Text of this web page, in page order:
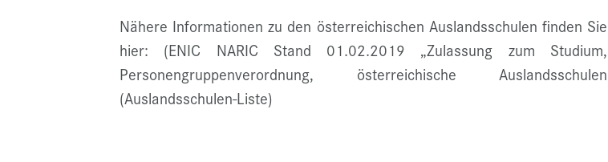
Nähere Informationen zu den österreichischen Auslandsschulen finden Sie
hier: (ENIC NARIC Stand 01.02.2019 „Zulassung zum Studium,
Personengruppenverordnung, österreichische Auslandsschulen
(Auslandsschulen-Liste)